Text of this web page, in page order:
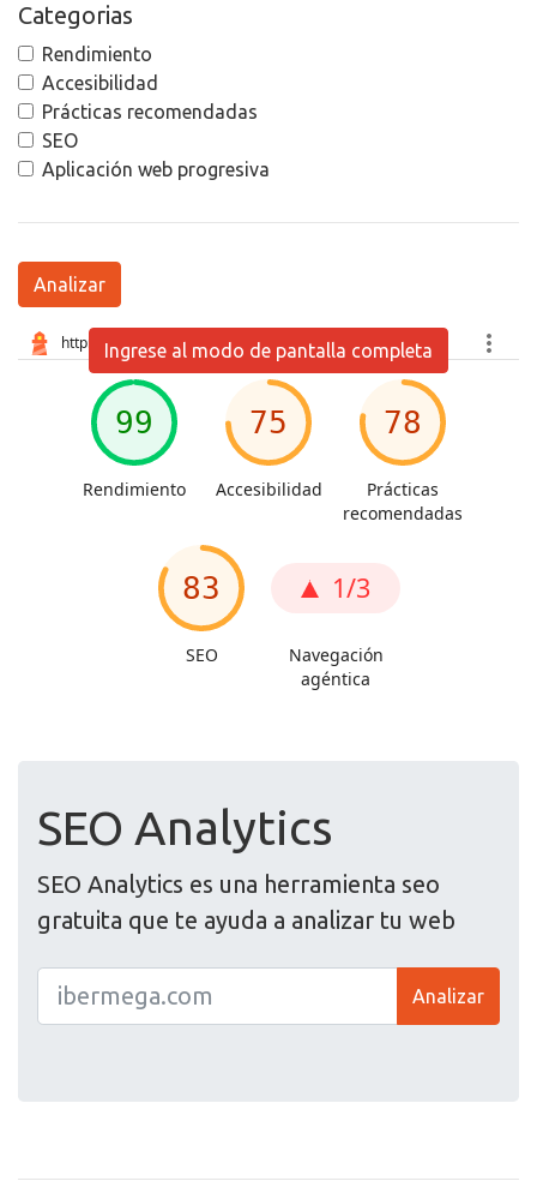
Categorias
Rendimiento
Accesibilidad
Prácticas recomendadas
SEO
Aplicación web progresiva
Analizar
Ingrese al modo de pantalla completa
SEO Analytics
SEO Analytics es una herramienta seo
gratuita que te ayuda a analizar tu web
Analizar